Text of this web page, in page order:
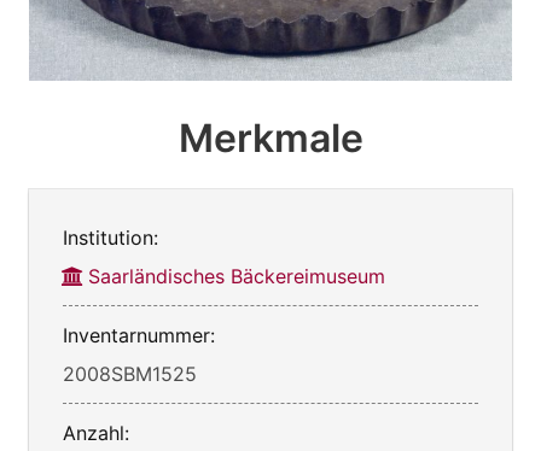
Merkmale
Institution:
Saarländisches Bäckereimuseum
Inventarnummer:
2008SBM1525
Anzahl: